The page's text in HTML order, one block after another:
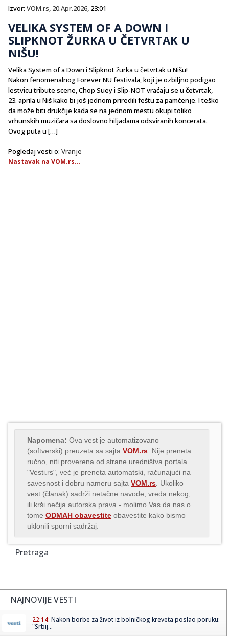
Izvor: VOM.rs, 20.Apr.2026, 23:01
VELIKA SYSTEM OF A DOWN I
SLIPKNOT ŽURKA U ČETVRTAK U
NIŠU!
Velika System of a Down i Slipknot žurka u četvrtak u Nišu!
Nakon fenomenalnog Forever NU festivala, koji je ozbiljno podigao
lestvicu tribute scene, Chop Suey i Slip-NOT vraćaju se u četvrtak,
23. aprila u Niš kako bi još jednom priredili feštu za pamćenje. I teško
da može biti drukčije kada se na jednom mestu okupi toliko
vrhunskih muzičara sa doslovno hiljadama odsviranih koncerata.
Ovog puta u […]
Pogledaj vesti o: Vranje
Nastavak na VOM.rs...
Napomena: Ova vest je automatizovano
(softverski) preuzeta sa sajta VOM.rs . Nije preneta
ručno, niti proverena od strane uredništva portala
"Vesti.rs", već je preneta automatski, računajući na
savesnost i dobru nameru sajta VOM.rs . Ukoliko
vest (članak) sadrži netačne navode, vređa nekog,
ili krši nečija autorska prava - molimo Vas da nas o
tome ODMAH obavestite obavestite kako bismo
uklonili sporni sadržaj.
Pretraga
NAJNOVIJE VESTI
22:14: Nakon borbe za život iz bolničkog kreveta poslao poruku:
"Srbij...